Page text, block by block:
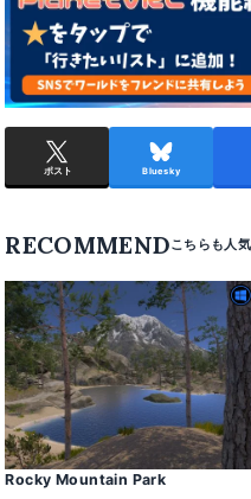
ポスト Bluesky
RECOMMEND
Rocky Mountain Park